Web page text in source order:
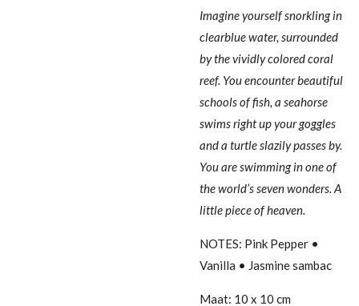
Imagine yourself snorkling in
clearblue water, surrounded
by the vividly colored coral
reef. You encounter beautiful
schools of fish, a seahorse
swims right up your goggles
and a turtle slazily passes by.
You are swimming in one of
the world’s seven wonders. A
little piece of heaven.
NOTES: Pink Pepper •
Vanilla • Jasmine sambac
Maat: 10 x 10 cm